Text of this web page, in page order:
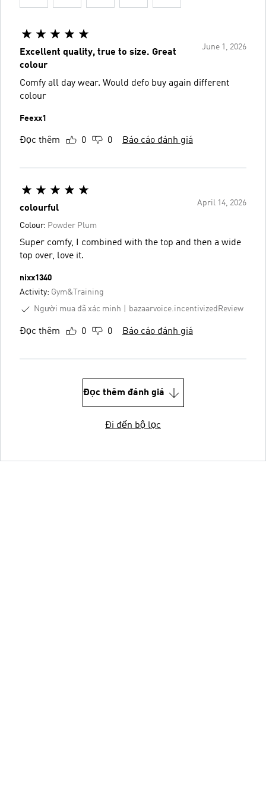
June 1, 2026
Excellent quality, true to size. Great
colour
Comfy all day wear. Would defo buy again different
colour
Feexx1
Đọc thêm 0 0 Báo cáo đánh giá
April 14, 2026
colourful
Colour: Powder Plum
Super comfy, I combined with the top and then a wide
top over, love it.
nixx1340
Activity: Gym&Training
Người mua đã xác minh
bazaarvoice.incentivizedReview
Đọc thêm 0 0 Báo cáo đánh giá
Đọc thêm đánh giá
Đi đến bộ lọc